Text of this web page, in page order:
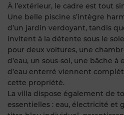
À l’extérieur, le cadre est tout
Une belle piscine s’intègre
d’un jardin verdoyant, tandis
invitent à la détente sous le
pour deux voitures, une
d’eau, un sous-sol, une bâche à
d’eau enterré viennent
cette propriété.
La villa dispose également de
essentielles : eau, électricité et